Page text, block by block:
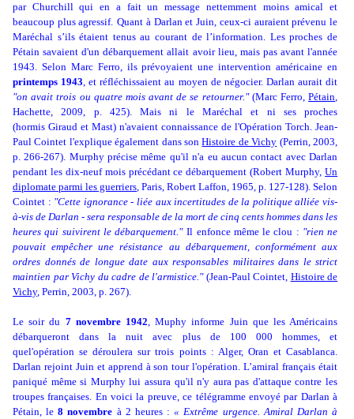
par Churchill qui en a fait un message nettemment moins amical et
beaucoup plus agressif. Quant à Darlan et Juin, ceux-ci auraient prévenu le
Maréchal s’ils étaient tenus au courant de l’information. Les proches de
Pétain savaient d'un débarquement allait avoir lieu, mais pas avant l'année
1943. Selon Marc Ferro, ils prévoyaient une intervention américaine en
printemps 1943, et réfléchissaient au moyen de négocier. Darlan aurait dit
"on avait trois ou quatre mois avant de se retourner."(Marc Ferro,Pétain,
Hachette, 2009, p. 425). Mais ni le Maréchal et ni ses proches
(hormis Giraud et Mast) n'avaient connaissance de l'Opération Torch. Jean-
Paul Cointet l'explique également dans sonHistoire de Vichy (Perrin, 2003,
p. 266-267). Murphy précise même qu'il n'a eu aucun contact avec Darlan
pendant les dix-neuf mois précédant ce débarquement (Robert Murphy,Un
diplomate parmi les guerriers, Paris, Robert Laffon, 1965, p. 127-128). Selon
Cointet : "Cette ignorance - liée aux incertitudes de la politique alliée vis-
à-vis de Darlan - sera responsable de la mort de cinq cents hommes dans les
heures qui suivirent le débarquement." Il enfonce même le clou : "rien ne
pouvait empêcher une résistance au débarquement, conformément aux
ordres donnés de longue date aux responsables militaires dans le strict
maintien par Vichy du cadre de l'armistice."(Jean-Paul Cointet, Histoire de
Vichy, Perrin, 2003, p. 267).
Le soir du 7 novembre 1942, Muphy informe Juin que les Américains
débarqueront dans la nuit avec plus de 100 000 hommes, et
quel'opération se déroulera sur trois points : Alger, Oran et Casablanca.
Darlan rejoint Juin et apprend à son tour l'opération. L’amiral français était
paniqué même si Murphy lui assura qu'il n'y aura pas d'attaque contre les
troupes françaises. En voici la preuve, ce télégramme envoyé par Darlan à
Pétain, le8 novembre à 2 heures :« Extrême urgence. Amiral Darlan à